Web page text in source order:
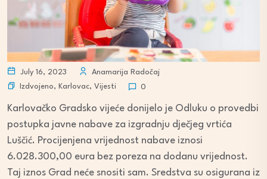
July 16, 2023
Anamarija Radočaj
Izdvojeno, Karlovac, Vijesti 0
Karlovačko Gradsko vijeće donijelo je Odluku o provedbi
postupka javne nabave za izgradnju dječjeg vrtića
Luščić. Procijenjena vrijednost nabave iznosi
6.028.300,00 eura bez poreza na dodanu vrijednost.
Taj iznos Grad neće snositi sam. Sredstva su osigurana iz